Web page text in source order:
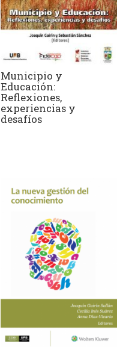
Municipio y
Educación:
Reflexiones,
experiencias y
desafíos